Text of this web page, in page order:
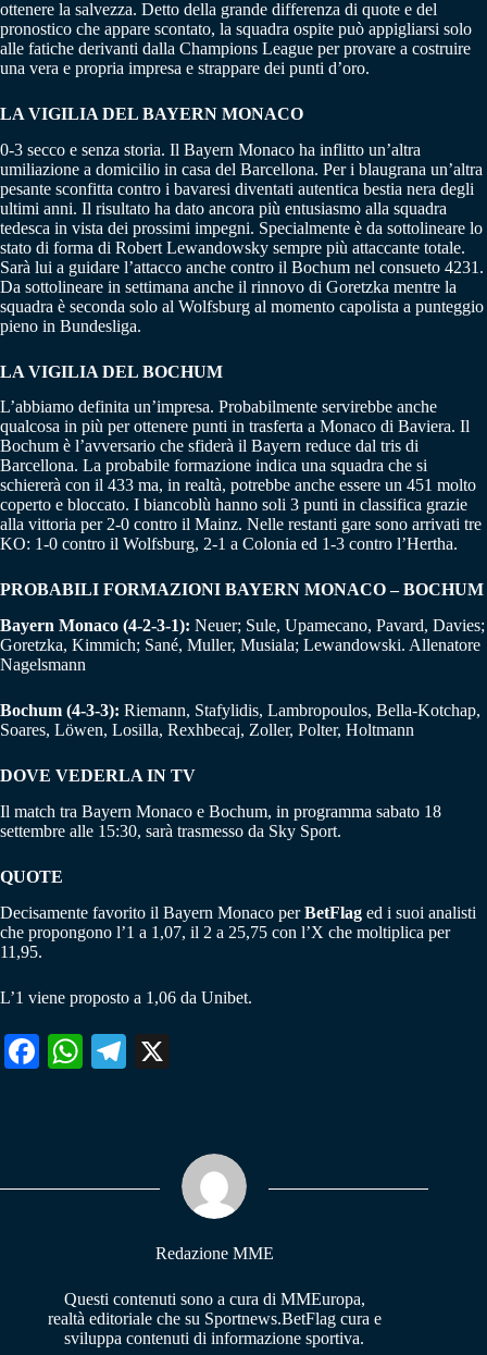
ottenere la salvezza. Detto della grande differenza di quote e del
pronostico che appare scontato, la squadra ospite può appigliarsi solo
alle fatiche derivanti dalla Champions League per provare a costruire
una vera e propria impresa e strappare dei punti d’oro.
LA VIGILIA DEL BAYERN MONACO
0-3 secco e senza storia. Il Bayern Monaco ha inflitto un’altra
umiliazione a domicilio in casa del Barcellona. Per i blaugrana un’altra
pesante sconfitta contro i bavaresi diventati autentica bestia nera degli
ultimi anni. Il risultato ha dato ancora più entusiasmo alla squadra
tedesca in vista dei prossimi impegni. Specialmente è da sottolineare lo
stato di forma di Robert Lewandowsky sempre più attaccante totale.
Sarà lui a guidare l’attacco anche contro il Bochum nel consueto 4231.
Da sottolineare in settimana anche il rinnovo di Goretzka mentre la
squadra è seconda solo al Wolfsburg al momento capolista a punteggio
pieno in Bundesliga.
LA VIGILIA DEL BOCHUM
L’abbiamo definita un’impresa. Probabilmente servirebbe anche
qualcosa in più per ottenere punti in trasferta a Monaco di Baviera. Il
Bochum è l’avversario che sfiderà il Bayern reduce dal tris di
Barcellona. La probabile formazione indica una squadra che si
schiererà con il 433 ma, in realtà, potrebbe anche essere un 451 molto
coperto e bloccato. I biancoblù hanno soli 3 punti in classifica grazie
alla vittoria per 2-0 contro il Mainz. Nelle restanti gare sono arrivati tre
KO: 1-0 contro il Wolfsburg, 2-1 a Colonia ed 1-3 contro l’Hertha.
PROBABILI FORMAZIONI BAYERN MONACO – BOCHUM
Bayern Monaco (4-2-3-1): Neuer; Sule, Upamecano, Pavard, Davies;
Goretzka, Kimmich; Sané, Muller, Musiala; Lewandowski. Allenatore
Nagelsmann
Bochum (4-3-3): Riemann, Stafylidis, Lambropoulos, Bella-Kotchap,
Soares, Löwen, Losilla, Rexhbecaj, Zoller, Polter, Holtmann
DOVE VEDERLA IN TV
Il match tra Bayern Monaco e Bochum, in programma sabato 18
settembre alle 15:30, sarà trasmesso da Sky Sport.
QUOTE
Decisamente favorito il Bayern Monaco perBetFlag ed i suoi analisti
che propongono l’1 a 1,07, il 2 a 25,75 con l’X che moltiplica per
11,95.
L’1 viene proposto a 1,06 da Unibet.
Fa W
pp
Te
m
Redazione MME
Questi contenuti sono a cura di MMEuropa,
realtà editoriale che su Sportnews.BetFlag cura e
sviluppa contenuti di informazione sportiva.